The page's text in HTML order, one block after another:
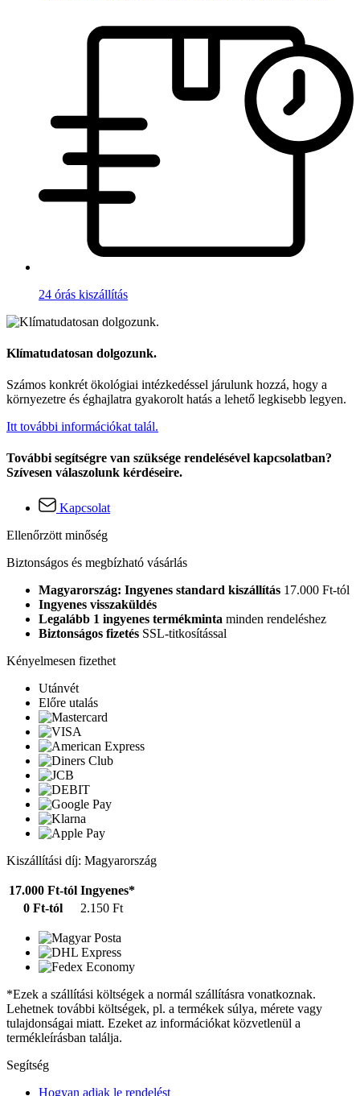
24 órás kiszállítás
Klímatudatosan dolgozunk.
Számos konkrét ökológiai intézkedéssel járulunk hozzá, hogy a
környezetre és éghajlatra gyakorolt hatás a lehető legkisebb legyen.
Itt további információkat talál.
További segítségre van szüksége rendelésével kapcsolatban?
Szívesen válaszolunk kérdéseire.
Kapcsolat
Ellenőrzött minőség
Biztonságos és megbízható vásárlás
Magyarország: Ingyenes standard kiszállítás 17.000 Ft-tól
Ingyenes visszaküldés
Legalább 1 ingyenes termékminta minden rendeléshez
Biztonságos fizetés SSL-titkosítással
Kényelmesen fizethet
Utánvét
Előre utalás
Kiszállítási díj: Magyarország
17.000 Ft-tól Ingyenes*
0 Ft-tól
2.150 Ft
*Ezek a szállítási költségek a normál szállításra vonatkoznak.
Lehetnek további költségek, pl. a termékek súlya, mérete vagy
tulajdonságai miatt. Ezeket az információkat közvetlenül a
termékleírásban találja.
Segítség
Hogyan adjak le rendelést